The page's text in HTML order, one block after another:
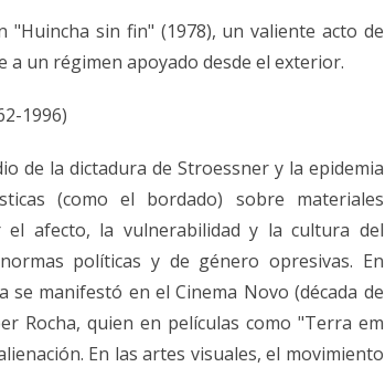
"Huincha sin fin" (1978), un valiente acto de
un régimen apoyado desde el exterior.
1996)
de la dictadura de Stroessner y la epidemia
(como el bordado) sobre materiales
el afecto, la vulnerabilidad y la cultura del
políticas y de género opresivas. En
manifestó en el Cinema Novo (década de
Rocha, quien en películas como "Terra em
En las artes visuales, el movimiento